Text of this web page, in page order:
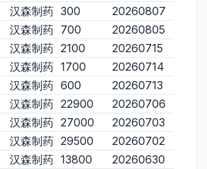
汉森制药 300
20260807
汉森制药 700
20260805
汉森制药 2100
20260715
汉森制药 1700
20260714
汉森制药 600
20260713
汉森制药 22900
20260706
汉森制药 27000
20260703
汉森制药 29500
20260702
汉森制药 13800
20260630